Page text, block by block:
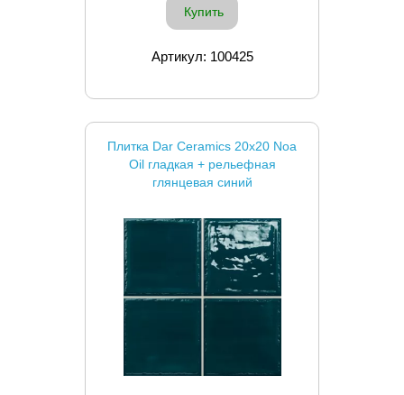
Купить
Артикул: 100425
Плитка Dar Ceramics 20x20 Noa
Oil гладкая + рельефная
глянцевая синий